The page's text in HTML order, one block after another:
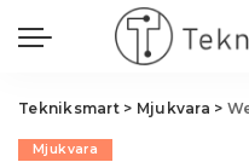
Tekniksmart> Mjukvara >
Mjukvara